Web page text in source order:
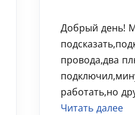
Добрый день!
провода,два
работать,но
Читать далее